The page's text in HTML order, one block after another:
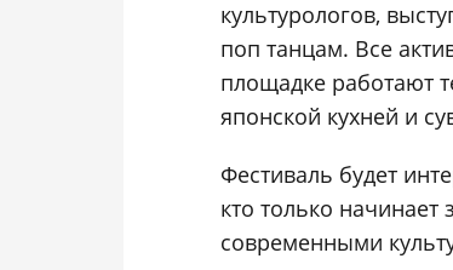
культурологов,
поп танцам. Все
площадке работают
японской кухней и
Фестиваль будет
кто только начинает
современными